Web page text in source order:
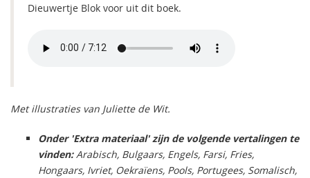
Dieuwertje Blok voor uit dit boek.
Met illustraties van Juliette de Wit.
Onder 'Extra materiaal' zijn de volgende vertalingen te
vinden: Arabisch, Bulgaars, Engels, Farsi, Fries,
Hongaars, Ivriet, Oekraïens, Pools, Portugees, Somalisch,